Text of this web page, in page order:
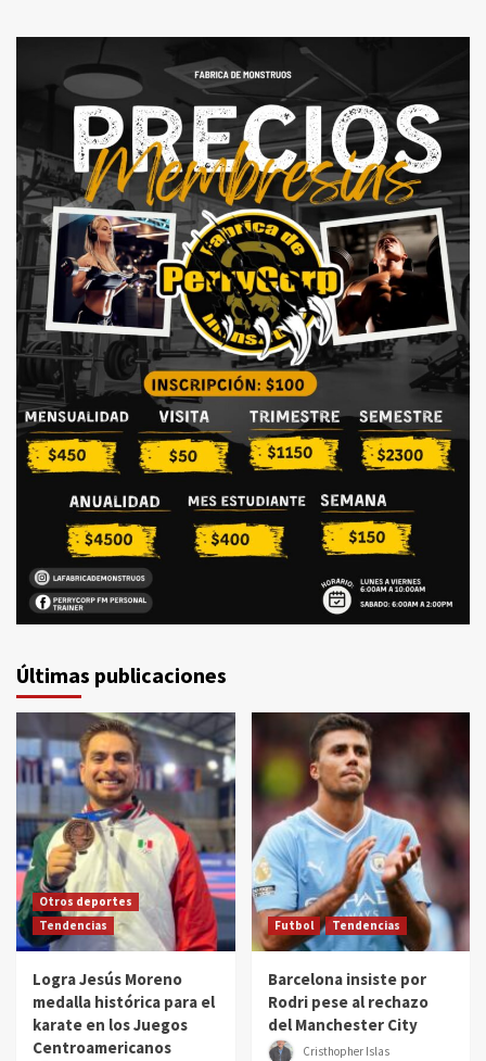
Últimas publicaciones
Otros deportes
Tendencias
Logra Jesús Moreno
medalla histórica para el
karate en los Juegos
Centroamericanos
Futbol Tendencias
Barcelona insiste por
Rodri pese al rechazo
del Manchester City
Cristhopher Islas